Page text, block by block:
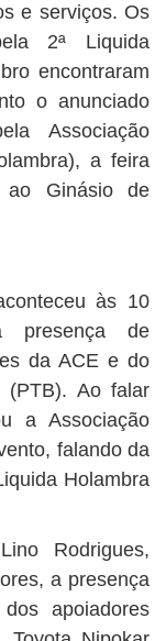
e serviços. Os
2ª Liquida
encontraram
o anunciado
Associação
a feira
Ginásio de
às 10
presença de
da ACE e do
(PTB). Ao falar
a Associação
falando da
Holambra
Rodrigues,
a presença
apoiadores